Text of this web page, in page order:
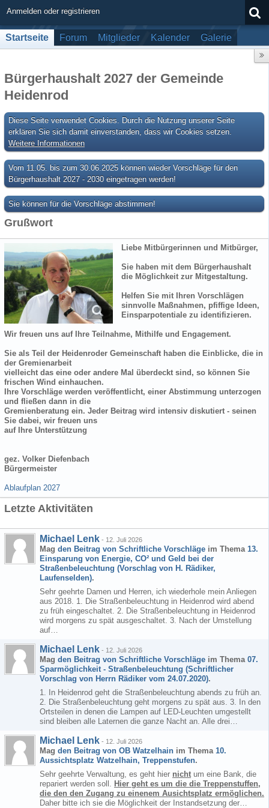
Anmelden oder registrieren
Startseite Forum Mitglieder Kalender Galerie
Bürgerhaushalt 2027 der Gemeinde
Heidenrod
Diese Seite verwendet Cookies. Durch die Nutzung unserer Seite
erklären Sie sich damit einverstanden, dass wir Cookies setzen.
Weitere Informationen
Vom 11.05. bis zum 30.06.2025 können wieder Vorschläge für den
Bürgerhaushalt 2027 - 2030 eingetragen werden!
Sie können für die Vorschläge abstimmen!
Grußwort
Liebe Mitbürgerinnen und Mitbürger,
Sie haben mit dem Bürgerhaushalt
die Möglichkeit zur Mitgestaltung.
Helfen Sie mit Ihren Vorschlägen
sinnvolle Maßnahmen, pfiffige Ideen,
Einsparpotentiale zu identifizieren.
Wir freuen uns auf Ihre Teilnahme, Mithilfe und Engagement.
Sie als Teil der Heidenroder Gemeinschaft haben die Einblicke, die in
der Gremienarbeit
vielleicht das eine oder andere Mal überdeckt sind, so können Sie
frischen Wind einhauchen.
Ihre Vorschläge werden veröffentlicht, einer Abstimmung unterzogen
und fließen dann in die
Gremienberatung ein. Jeder Beitrag wird intensiv diskutiert - seinen
Sie dabei, wir freuen uns
auf Ihre Unterstützung
gez. Volker Diefenbach
Bürgermeister
Ablaufplan 2027
Letzte Aktivitäten
Michael Lenk - 12. Juli 2026
Mag den Beitrag von Schriftliche Vorschläge im Thema 13.
Einsparung von Energie, CO² und Geld bei der
Straßenbeleuchtung (Vorschlag von H. Rädiker,
Laufenselden).
Sehr geehrte Damen und Herren, ich wiederhole mein Anliegen
aus 2018. 1. Die Straßenbeleuchtung in Heidenrod wird abend
zu früh eingeschaltet. 2. Die Straßenbeleuchtung in Heidenrod
wird morgens zu spät ausgeschaltet. 3. Nach der Umstellung
auf…
Michael Lenk - 12. Juli 2026
Mag den Beitrag von Schriftliche Vorschläge im Thema 07.
Sparmöglichkeit - Straßenbeleuchtung (Schriftlicher
Vorschlag von Herrn Rädiker vom 24.07.2020).
1. In Heidenrod geht die Straßenbeleuchtung abends zu früh an.
2. Die Straßenbeleuchtung geht morgens zu spät aus. 3. In den
Ortsteilen in denen die Lampen auf LED-Leuchten umgestellt
sind bleiben alle Laternen die ganze Nacht an. Alle drei…
Michael Lenk - 12. Juli 2026
Mag den Beitrag von OB Watzelhain im Thema 10.
Aussichtsplatz Watzelhain, Treppenstufen.
Sehr geehrte Verwaltung, es geht hier nicht um eine Bank, die
repariert werden soll. Hier geht es um die die Treppenstuffen,
die den den Zugang zu einenem Ausichtsplatz ermöglichen.
Daher bitte ich sie die Möglichkeit der Instandsetzung der…